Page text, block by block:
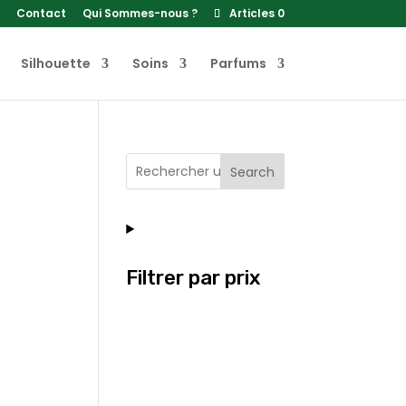
Contact Qui Sommes-nous ? Articles 0
Silhouette Soins Parfums
Search
Filtrer par prix